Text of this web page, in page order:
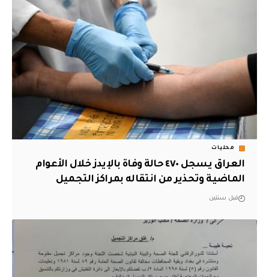
محليات
العراق يسجل ٤٧٠ حالة وفاة بالإيدز خلال الأعوام
الماضية وتحذير من انتقاله بمراكز التجميل
قبل سنتين